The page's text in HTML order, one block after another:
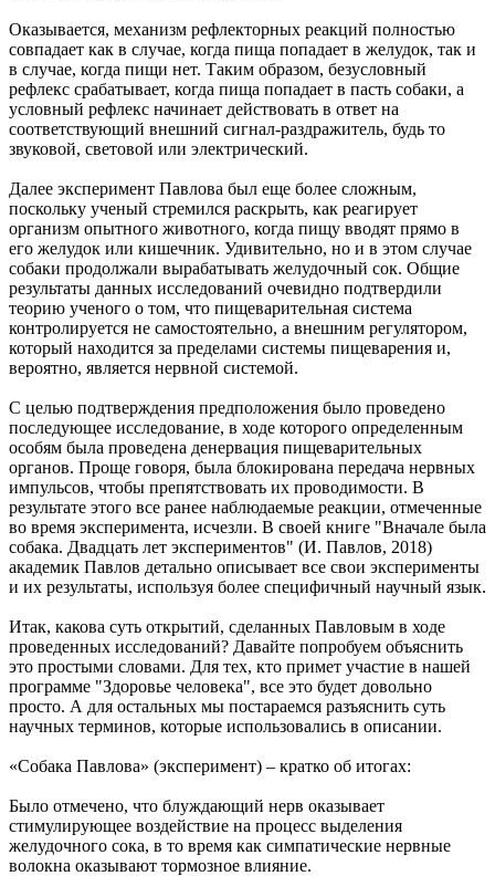
Оказывается, механизм рефлекторных реакций полностью
совпадает как в случае, когда пища попадает в желудок, так и
в случае, когда пищи нет. Таким образом, безусловный
рефлекс срабатывает, когда пища попадает в пасть собаки, а
условный рефлекс начинает действовать в ответ на
соответствующий внешний сигнал-раздражитель, будь то
звуковой, световой или электрический.
Далее эксперимент Павлова был еще более сложным,
поскольку ученый стремился раскрыть, как реагирует
организм опытного животного, когда пищу вводят прямо в
его желудок или кишечник. Удивительно, но и в этом случае
собаки продолжали вырабатывать желудочный сок. Общие
результаты данных исследований очевидно подтвердили
теорию ученого о том, что пищеварительная система
контролируется не самостоятельно, а внешним регулятором,
который находится за пределами системы пищеварения и,
вероятно, является нервной системой.
С целью подтверждения предположения было проведено
последующее исследование, в ходе которого определенным
особям была проведена денервация пищеварительных
органов. Проще говоря, была блокирована передача нервных
импульсов, чтобы препятствовать их проводимости. В
результате этого все ранее наблюдаемые реакции, отмеченные
во время эксперимента, исчезли. В своей книге "Вначале была
собака. Двадцать лет экспериментов" (И. Павлов, 2018)
академик Павлов детально описывает все свои эксперименты
и их результаты, используя более специфичный научный язык.
Итак, какова суть открытий, сделанных Павловым в ходе
проведенных исследований? Давайте попробуем объяснить
это простыми словами. Для тех, кто примет участие в нашей
программе "Здоровье человека", все это будет довольно
просто. А для остальных мы постараемся разъяснить суть
научных терминов, которые использовались в описании.
«Собака Павлова» (эксперимент) – кратко об итогах:
Было отмечено, что блуждающий нерв оказывает
стимулирующее воздействие на процесс выделения
желудочного сока, в то время как симпатические нервные
волокна оказывают тормозное влияние.